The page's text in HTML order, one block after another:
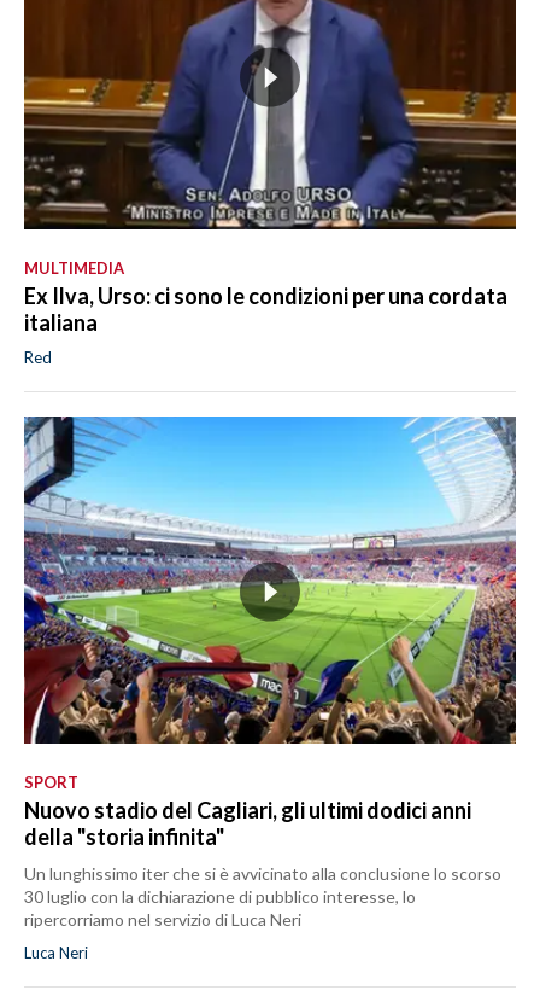
MULTIMEDIA
Ex Ilva, Urso: ci sono le condizioni per una cordata
italiana
Red
SPORT
Nuovo stadio del Cagliari, gli ultimi dodici anni
della "storia infinita"
Un lunghissimo iter che si è avvicinato alla conclusione lo scorso
30 luglio con la dichiarazione di pubblico interesse, lo
ripercorriamo nel servizio di Luca Neri
Luca Neri